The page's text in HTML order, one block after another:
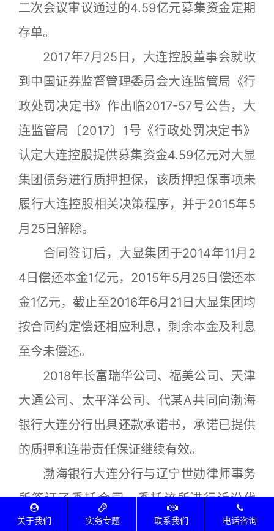
二次会议审议通过的4.59亿元募集资金定期
存单。
2017年7月25日，大连控股董事会就收
到中国证券监督管理委员会大连监管局《行
政处罚决定书》作出临2017-57号公告，大
连监管局〔2017〕1号《行政处罚决定书》
认定大连控股提供募集资金4.59亿元对大显
集团债务进行质押担保，该质押担保事项未
履行大连控股相关决策程序，并于2015年5
月25日解除。
合同签订后，大显集团于2014年11月2
4日偿还本金1亿元，2015年5月25日偿还本
金1亿元，截止至2016年6月21日大显集团均
按合同约定偿还相应利息，剩余本金及利息
至今未偿还。
2018年长富瑞华公司、福美公司、天津
大通公司、太平洋公司、代某A共同向渤海
银行大连分行出具还款承诺书，承诺已提供
的质押和连带责任保证继续有效。
渤海银行大连分行与辽宁世勋律师事务
所签订了委托合同，委托该所进行诉讼代
理，并于2018年10月30日支付了律师代理
关于我们 实务专题 联系我们 电话咨询